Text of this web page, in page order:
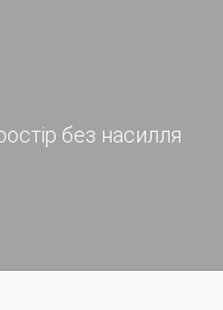
без насилля